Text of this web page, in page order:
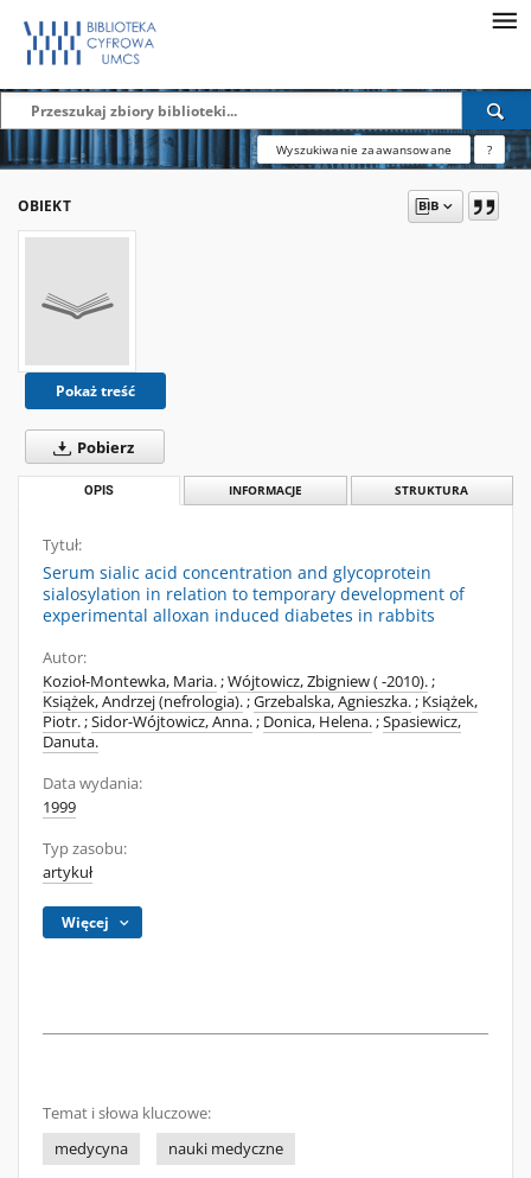
Wyszukiwanie zaawansowane ?
OBIEKT
Pokaż treść
Pobierz
OPIS INFORMACJE STRUKTURA
Tytuł:
Serum sialic acid concentration and glycoprotein
sialosylation in relation to temporary development of
experimental alloxan induced diabetes in rabbits
Autor:
Kozioł-Montewka, Maria.;Wójtowicz, Zbigniew ( -2010).;
Książek, Andrzej (nefrologia).;Grzebalska, Agnieszka.; Książek,
Piotr.;Sidor-Wójtowicz, Anna.; Donica, Helena.;Spasiewicz,
Danuta.
Data wydania:
1999
Typ zasobu:
artykuł
Więcej
Temat i słowa kluczowe:
medycyna
nauki medyczne